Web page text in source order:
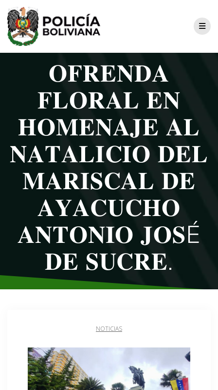
𝐎𝐅𝐑𝐄𝐍𝐃𝐀
𝐅𝐋𝐎𝐑𝐀𝐋 𝐄𝐍
𝐇𝐎𝐌𝐄𝐍𝐀𝐉𝐄 𝐀𝐋
𝐍𝐀𝐓𝐀𝐋𝐈𝐂𝐈𝐎 𝐃𝐄𝐋
𝐌𝐀𝐑𝐈𝐒𝐂𝐀𝐋 𝐃𝐄
𝐀𝐘𝐀𝐂𝐔𝐂𝐇𝐎
𝐀𝐍𝐓𝐎𝐍𝐈𝐎 𝐉𝐎𝐒É
𝐃𝐄 𝐒𝐔𝐂𝐑𝐄.
NOTICIAS